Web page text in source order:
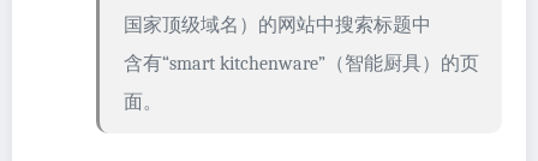
国家顶级域名）的网站中搜索标题中
含有“smart kitchenware”（智能厨具）的页
面。